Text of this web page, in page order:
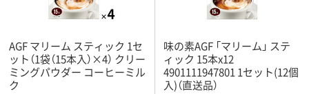
AGF マリーム スティック 1セ
ット（1袋（15本入）×4） クリー
ミングパウダー コーヒーミル
ク
味の素AGF 「マリーム」 ステ
ィック 15本x12
4901111947801 1セット(12個
入)（直送品）